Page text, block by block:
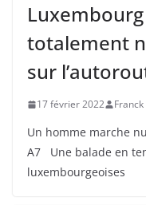
totalement
sur
17 février 2022
Un homme marche
A7 Une balade en
luxembourgeoises